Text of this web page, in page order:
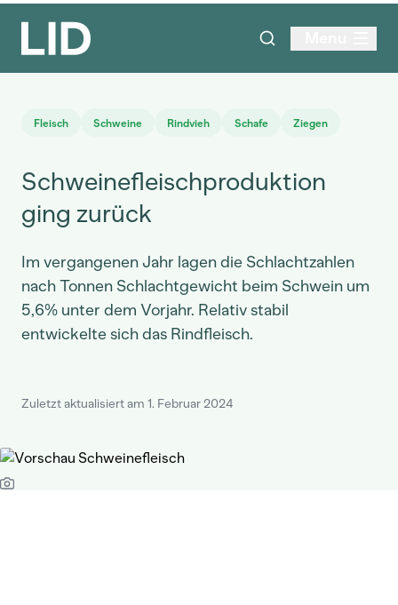
Fleisch Schweine Rindvieh Schafe Ziegen
Schweinefleischproduktion
ging zurück
Im vergangenen Jahr lagen die Schlachtzahlen
nach Tonnen Schlachtgewicht beim Schwein um
5,6% unter dem Vorjahr. Relativ stabil
entwickelte sich das Rindfleisch.
Zuletzt aktualisiert am 1. Februar 2024